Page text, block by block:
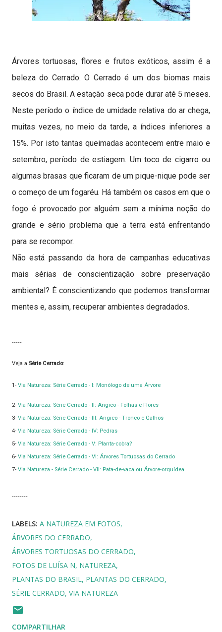
Árvores tortuosas, flores e frutos exóticos, assim é a
beleza do Cerrado. O Cerrado é um dos biomas mais
secos do Brasil. A estação seca pode durar até 5 meses.
Neste período o índice de umidade relativa do ar chega,
muitas vezes, no meio da tarde, a índices inferiores a
15%. Por isto tantas queimadas acontecem entre maio e
setembro, período de estiagem. Um toco de cigarro ou
algumas brasas que ficaram de um pique-nique pode ser
o começo de um fogaréu. Há também os casos em que o
fogo é provocado por alguém sem a mínima noção do
grande e sério problema que a terra está enfrentando
para se recompor.
Não está passando da hora de campanhas educativas
mais sérias de conscientização sobre preservação
ambiental? É conscientizando que podemos transformar
mentes e, assim, recuperar ambientes degradados.
-----
Veja a Série Cerrado:
1- Via Natureza: Série Cerrado - I: Monólogo de uma Árvore
2- Via Natureza: Série Cerrado - II: Angico - Folhas e Flores
3- Via Natureza: Série Cerrado - III: Angico - Tronco e Galhos
4- Via Natureza: Série Cerrado - IV: Pedras
5- Via Natureza: Série Cerrado - V: Planta-cobra?
6- Via Natureza: Série Cerrado - VI: Árvores Tortuosas do Cerrado
7- Via Natureza - Série Cerrado - VII: Pata-de-vaca ou Árvore-orquídea
--------
LABELS: A NATUREZA EM FOTOS
ÁRVORES DO CERRADO
ÁRVORES TORTUOSAS DO CERRADO
FOTOS DE LUÍSA N NATUREZA
PLANTAS DO BRASIL PLANTAS DO CERRADO
SÉRIE CERRADO VIA NATUREZA
COMPARTILHAR